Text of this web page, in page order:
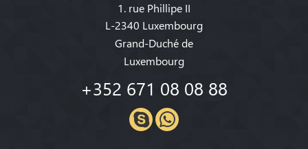
1. rue Phillipe II
L-2340 Luxembourg
Grand-Duché de
Luxembourg
+352 671 08 08 88